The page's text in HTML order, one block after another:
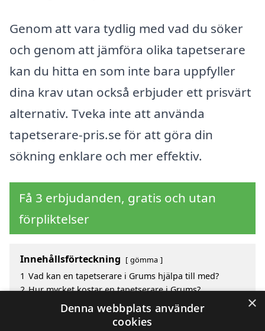
Genom att vara tydlig med vad du söker
och genom att jämföra olika tapetserare
kan du hitta en som inte bara uppfyller
dina krav utan också erbjuder ett prisvärt
alternativ. Tveka inte att använda
tapetserare-pris.se för att göra din
sökning enklare och mer effektiv.
Få 3 erbjudanden, gratis och utan
förpliktelser
Innehållsförteckning gömma
1 Vad kan en tapetserare i Grums hjälpa till med?
2 Hur mycket kostar en tapetserare i Grums?
Fördelar med att välja tapetserare i Grums
Sök efter en skicklig tapetserare i de omgivande
×
Denna webbplats använder
cookies